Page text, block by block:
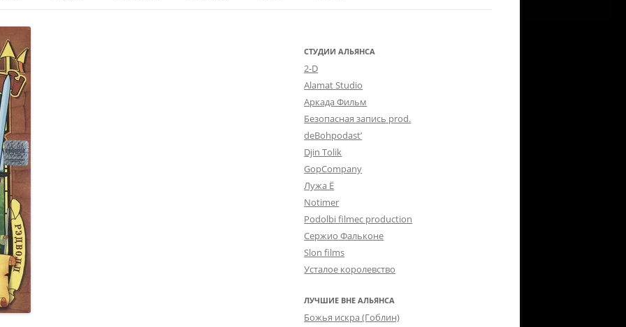
ВСТУПЛЕНИЕ В АЛЬЯНС
ИСТОРИЯ АЛЬЯНСА
СТУДИИ АЛЬЯНСА
2-D
Alamat Studio
Аркада Фильм
Безопасная запись prod.
deBohpodast’
Djin Tolik
GopCompany
Лужа Ё
Notimer
Podolbi filmec production
Сержио Фальконе
Slon films
Усталое королевство
ЛУЧШИЕ ВНЕ АЛЬЯНСА
Божья искра (Гоблин)